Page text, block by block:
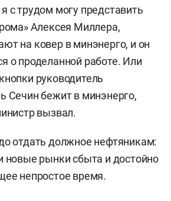
с трудом могу представить
Алексея Миллера,
на ковер в минэнерго, и он
о проделанной работе. Или
руководитель
Сечин бежит в минэнерго,
вызвал.
отдать должное нефтяникам:
новые рынки сбыта и достойно
непростое время.